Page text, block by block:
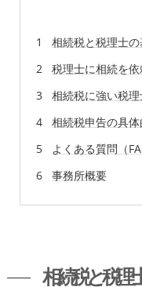
相続税と税理士
税理士に相続を
相続税に強い税
相続税申告の具
よくある質問（
事務所概要
相続税と税理